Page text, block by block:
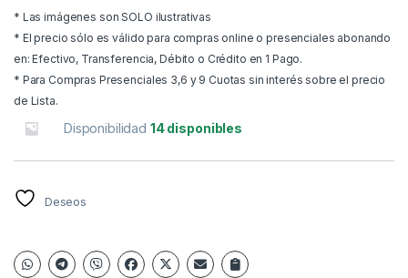
* Las imágenes son SOLO ilustrativas
* El precio sólo es válido para compras online o presenciales abonando
en: Efectivo, Transferencia, Débito o Crédito en 1 Pago.
* Para Compras Presenciales 3,6 y 9 Cuotas sin interés sobre el precio
de Lista.
Disponibilidad 14 disponibles
Deseos